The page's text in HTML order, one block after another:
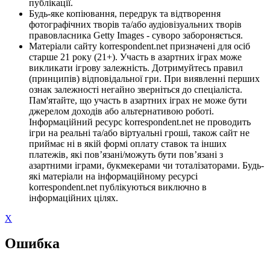
публікації.
Будь-яке копіювання, передрук та відтворення
фотографічних творів та/або аудіовізуальних творів
правовласника Getty Images - суворо забороняється.
Матеріали сайту korrespondent.net призначені для осіб
старше 21 року (21+). Участь в азартних іграх може
викликати ігрову залежність. Дотримуйтесь правил
(принципів) відповідальної гри. При виявленні перших
ознак залежності негайно зверніться до спеціаліста.
Пам'ятайте, що участь в азартних іграх не може бути
джерелом доходів або альтернативою роботі.
Інформаційний ресурс korrespondent.net не проводить
ігри на реальні та/або віртуальні гроші, також сайт не
приймає ні в якій формі оплату ставок та інших
платежів, які пов’язані/можуть бути пов’язані з
азартними іграми, букмекерами чи тоталізаторами. Будь-
які матеріали на інформаційному ресурсі
korrespondent.net публікуються виключно в
інформаційних цілях.
X
Ошибка